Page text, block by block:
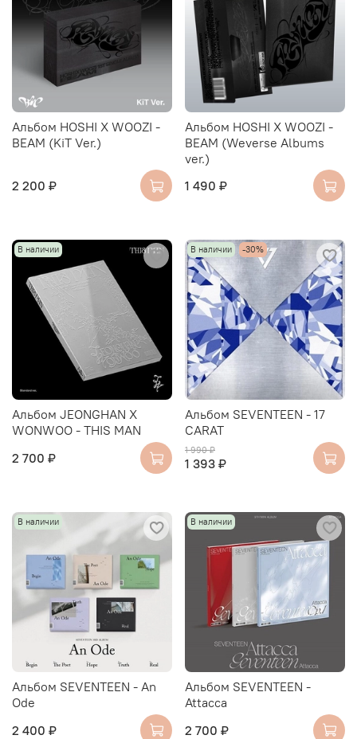
Альбом HOSHI X WOOZI -
BEAM (KiT Ver.)
2 200 ₽
Альбом HOSHI X WOOZI -
BEAM (Weverse Albums
ver.)
1 490 ₽
В наличии
Альбом JEONGHAN X
WONWOO - THIS MAN
2 700 ₽
В наличии -30%
Альбом SEVENTEEN - 17
CARAT
1 990 ₽
1 393 ₽
В наличии
Альбом SEVENTEEN - An
Ode
2 400 ₽
В наличии
Альбом SEVENTEEN -
Attacca
2 700 ₽